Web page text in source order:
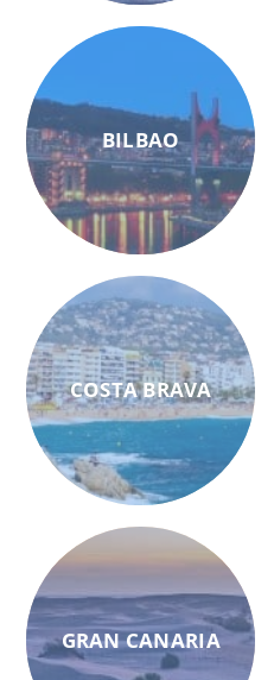
BILBAO
COSTA BRAVA
GRAN CANARIA